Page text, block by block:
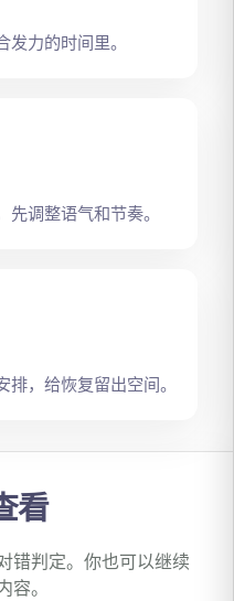
力的时间里。
调整语气和节奏。
，给恢复留出空间。
看
错判定。你也可以继续
容。